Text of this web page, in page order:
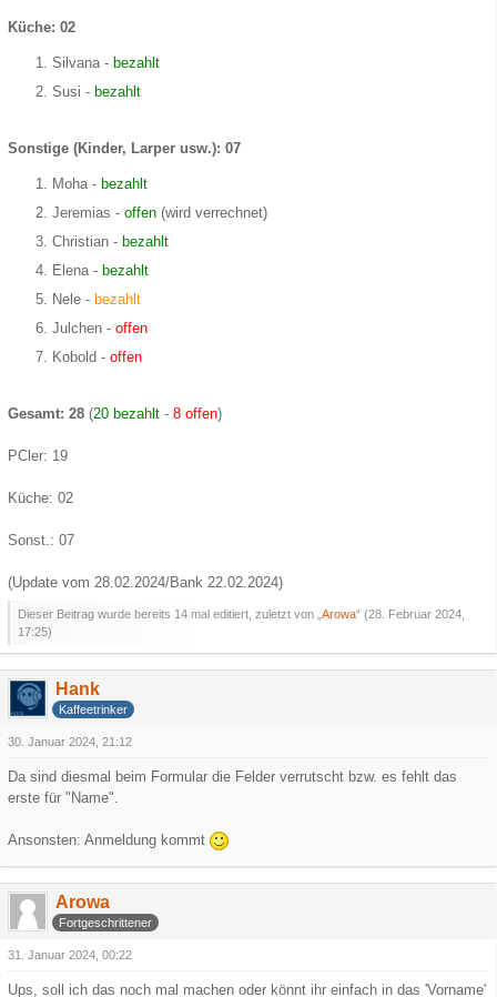
Küche: 02
Silvana - bezahlt
Susi - bezahlt
Sonstige (Kinder, Larper usw.): 07
Moha - bezahlt
Jeremias - offen (wird verrechnet)
Christian - bezahlt
Elena - bezahlt
Nele - bezahlt
Julchen - offen
Kobold - offen
Gesamt: 28 (20 bezahlt - 8 offen)
PCler: 19
Küche: 02
Sonst.: 07
(Update vom 28.02.2024/Bank 22.02.2024)
Dieser Beitrag wurde bereits 14 mal editiert, zuletzt von „ Arowa“ (28. Februar 2024,
17:25)
Hank
Kaffeetrinker
30. Januar 2024, 21:12
Da sind diesmal beim Formular die Felder verrutscht bzw. es fehlt das
erste für "Name".
Ansonsten: Anmeldung kommt
Arowa
Fortgeschrittener
31. Januar 2024, 00:22
Ups, soll ich das noch mal machen oder könnt ihr einfach in das 'Vorname'